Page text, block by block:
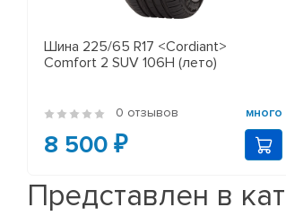
Шина 225/65 R17 <Cordiant>
Comfort 2 SUV 106H (лето)
0 отзывов много
8 500 ₽
Представлен в